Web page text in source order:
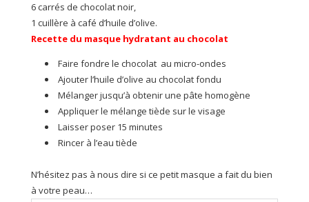
6 carrés de chocolat noir,
1 cuillère à café d’huile d’olive.
Recette du masque hydratant au chocolat
Faire fondre le chocolat au micro-ondes
Ajouter l’huile d’olive au chocolat fondu
Mélanger jusqu’à obtenir une pâte homogène
Appliquer le mélange tiède sur le visage
Laisser poser 15 minutes
Rincer à l’eau tiède
N’hésitez pas à nous dire si ce petit masque a fait du bien
à votre peau…